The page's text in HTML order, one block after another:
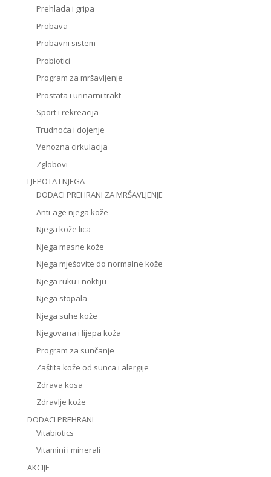
Prehlada i gripa
Probava
Probavni sistem
Probiotici
Program za mršavljenje
Prostata i urinarni trakt
Sport i rekreacija
Trudnoća i dojenje
Venozna cirkulacija
Zglobovi
LJEPOTA I NJEGA
DODACI PREHRANI ZA MRŠAVLJENJE
Anti-age njega kože
Njega kože lica
Njega masne kože
Njega mješovite do normalne kože
Njega ruku i noktiju
Njega stopala
Njega suhe kože
Njegovana i lijepa koža
Program za sunčanje
Zaštita kože od sunca i alergije
Zdrava kosa
Zdravlje kože
DODACI PREHRANI
Vitabiotics
Vitamini i minerali
AKCIJE